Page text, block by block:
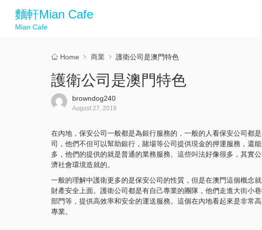
麵軒Mian Cafe
Mian Cafe
Home 商業 護衛公司是澳門特色
護衛公司是澳門特色
browndog240
August 27, 2019
在內地，保安公司一般都是為銀行服務的，一般的人看保安公司都
司，他們不但可以幫助銀行，賭場等公司提供現金的押運服務，還
多，他們的提供的就是普通的業務服務。這些叫法好像很多，其實
濟社會環境造就的。
一般的理解中護衛更多的是保安公司的性質，但是在澳門這個概念
財產安全上面。護衛公司都是有自己專業的團隊，他們走進大街小
部門等，提供高效率和安全的運送服務。這個在內地看起來是非常
專業。